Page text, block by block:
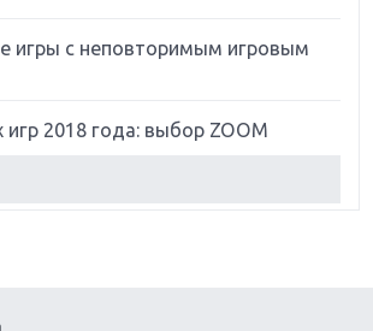
игры с неповторимым игровым
2018 года: выбор ZOOM